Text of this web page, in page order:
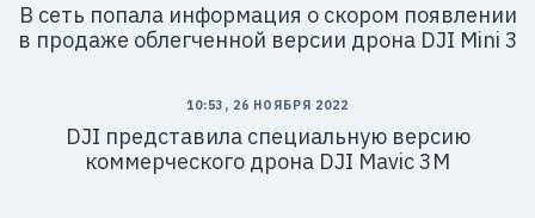
В сеть попала информация о скором появлении
в продаже облегченной версии дрона DJI Mini 3
10:53, 26 НОЯБРЯ 2022
DJI представила специальную версию
коммерческого дрона DJI Mavic 3M